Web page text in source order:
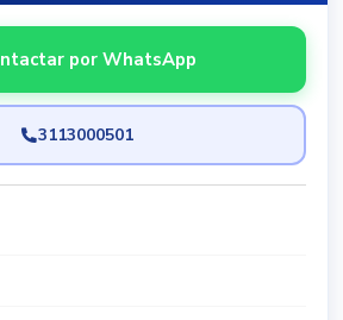
por WhatsApp
3113000501